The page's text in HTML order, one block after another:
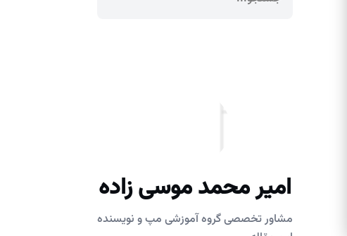
امیر محمد موسی زاده
مشاور تخصصی گروه آموزشی مپ و نویسنده